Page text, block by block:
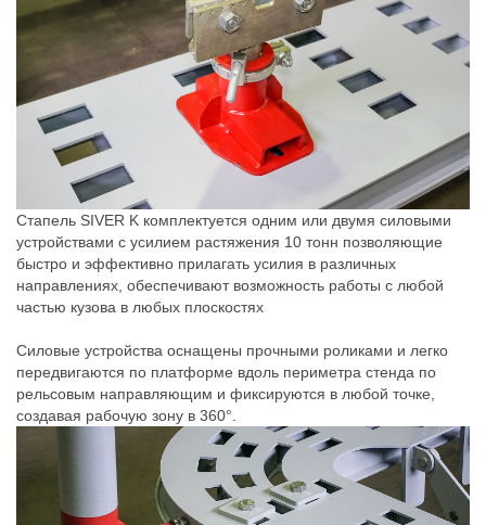
Стапель SIVER K комплектуется одним или двумя силовыми
устройствами с усилием растяжения 10 тонн позволяющие
быстро и эффективно прилагать усилия в различных
направлениях, обеспечивают возможность работы с любой
частью кузова в любых плоскостях
Силовые устройства оснащены прочными роликами и легко
передвигаются по платформе вдоль периметра стенда по
рельсовым направляющим и фиксируются в любой точке,
создавая рабочую зону в 360°.